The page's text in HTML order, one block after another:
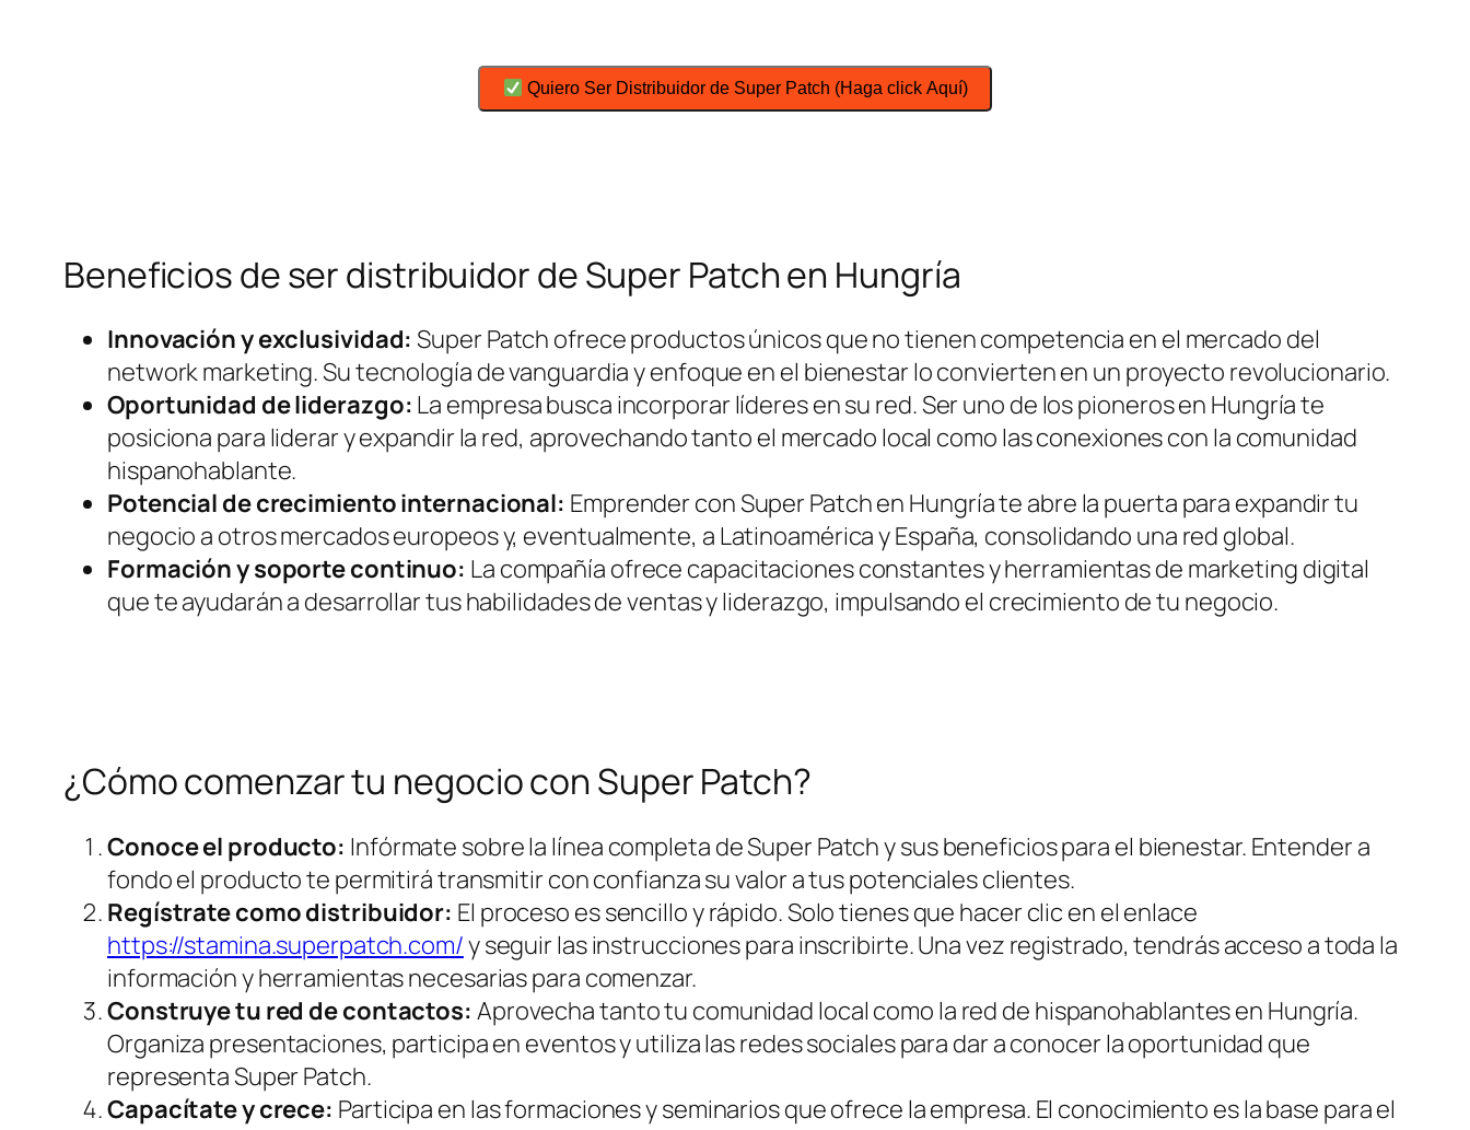
Quiero Ser Distribuidor de Super Patch (Haga click Aquí)
Beneficios de ser distribuidor de Super Patch en Hungría
Innovación y exclusividad: Super Patch ofrece productos únicos que no tienen competencia en el mercado del
network marketing. Su tecnología de vanguardia y enfoque en el bienestar lo convierten en un proyecto revolucionario.
Oportunidad de liderazgo: La empresa busca incorporar líderes en su red. Ser uno de los pioneros en Hungría te
posiciona para liderar y expandir la red, aprovechando tanto el mercado local como las conexiones con la comunidad
hispanohablante.
Potencial de crecimiento internacional: Emprender con Super Patch en Hungría te abre la puerta para expandir tu
negocio a otros mercados europeos y, eventualmente, a Latinoamérica y España, consolidando una red global.
Formación y soporte continuo: La compañía ofrece capacitaciones constantes y herramientas de marketing digital
que te ayudarán a desarrollar tus habilidades de ventas y liderazgo, impulsando el crecimiento de tu negocio.
¿Cómo comenzar tu negocio con Super Patch?
Conoce el producto: Infórmate sobre la línea completa de Super Patch y sus beneficios para el bienestar. Entender a
fondo el producto te permitirá transmitir con confianza su valor a tus potenciales clientes.
Regístrate como distribuidor: El proceso es sencillo y rápido. Solo tienes que hacer clic en el enlace
https://stamina.superpatch.com/y seguir las instrucciones para inscribirte. Una vez registrado, tendrás acceso a toda la
información y herramientas necesarias para comenzar.
Construye tu red de contactos: Aprovecha tanto tu comunidad local como la red de hispanohablantes en Hungría.
Organiza presentaciones, participa en eventos y utiliza las redes sociales para dar a conocer la oportunidad que
representa Super Patch.
Capacítate y crece: Participa en las formaciones y seminarios que ofrece la empresa. El conocimiento es la base para el